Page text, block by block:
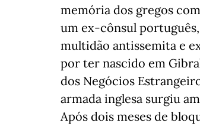
memória dos gregos
um ex-cônsul português,
multidão antissemita e
por ter nascido em
dos Negócios
armada inglesa surgiu
Após dois meses de